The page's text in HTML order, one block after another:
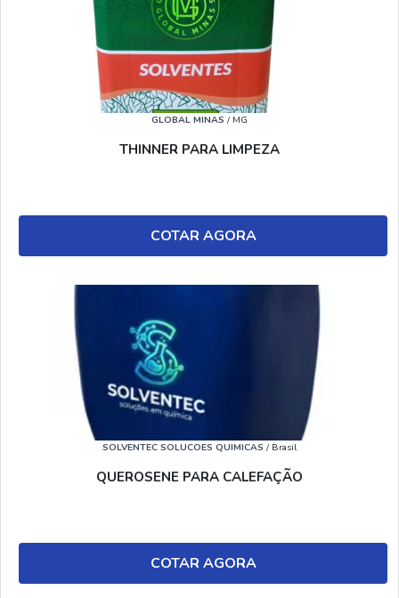
GLOBAL MINAS / MG
THINNER PARA LIMPEZA
COTAR AGORA
SOLVENTEC SOLUCOES QUIMICAS / Brasil
QUEROSENE PARA CALEFAÇÃO
COTAR AGORA